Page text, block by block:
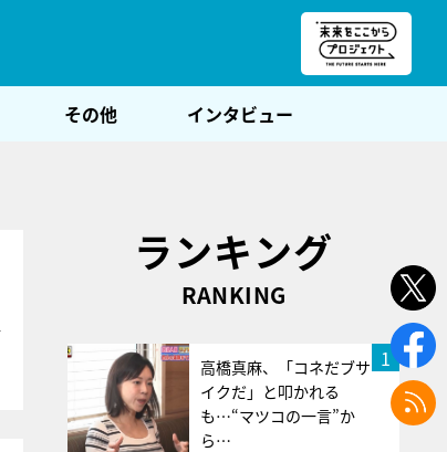
その他 インタビュー
ランキング
RANKING
1
高橋真麻、「コネだブサ
イクだ」と叩かれる
も…“マツコの一言”か
ら…